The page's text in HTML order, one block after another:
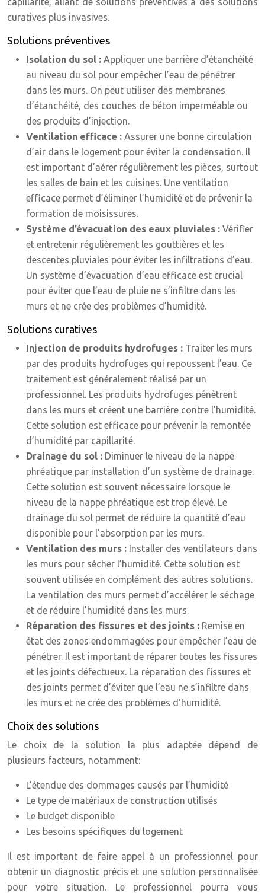
curatives plus invasives.
Solutions préventives
Isolation du sol : Appliquer une barrière d’étanchéité
au niveau du sol pour empêcher l’eau de pénétrer
dans les murs. On peut utiliser des membranes
d’étanchéité, des couches de béton imperméable ou
des produits d’injection.
Ventilation efficace : Assurer une bonne circulation
d’air dans le logement pour éviter la condensation. Il
est important d’aérer régulièrement les pièces, surtout
les salles de bain et les cuisines. Une ventilation
efficace permet d’éliminer l’humidité et de prévenir la
formation de moisissures.
Système d’évacuation des eaux pluviales : Vérifier
et entretenir régulièrement les gouttières et les
descentes pluviales pour éviter les infiltrations d’eau.
Un système d’évacuation d’eau efficace est crucial
pour éviter que l’eau de pluie ne s’infiltre dans les
murs et ne crée des problèmes d’humidité.
Solutions curatives
Injection de produits hydrofuges : Traiter les murs
par des produits hydrofuges qui repoussent l’eau. Ce
traitement est généralement réalisé par un
professionnel. Les produits hydrofuges pénètrent
dans les murs et créent une barrière contre l’humidité.
Cette solution est efficace pour prévenir la remontée
d’humidité par capillarité.
Drainage du sol : Diminuer le niveau de la nappe
phréatique par installation d’un système de drainage.
Cette solution est souvent nécessaire lorsque le
niveau de la nappe phréatique est trop élevé. Le
drainage du sol permet de réduire la quantité d’eau
disponible pour l’absorption par les murs.
Ventilation des murs : Installer des ventilateurs dans
les murs pour sécher l’humidité. Cette solution est
souvent utilisée en complément des autres solutions.
La ventilation des murs permet d’accélérer le séchage
et de réduire l’humidité dans les murs.
Réparation des fissures et des joints : Remise en
état des zones endommagées pour empêcher l’eau de
pénétrer. Il est important de réparer toutes les fissures
et les joints défectueux. La réparation des fissures et
des joints permet d’éviter que l’eau ne s’infiltre dans
les murs et ne crée des problèmes d’humidité.
Choix des solutions
Le choix de la solution la plus adaptée dépend de
plusieurs facteurs, notamment:
L’étendue des dommages causés par l’humidité
Le type de matériaux de construction utilisés
Le budget disponible
Les besoins spécifiques du logement
Il est important de faire appel à un professionnel pour
obtenir un diagnostic précis et une solution personnalisée
pour votre situation. Le professionnel pourra vous